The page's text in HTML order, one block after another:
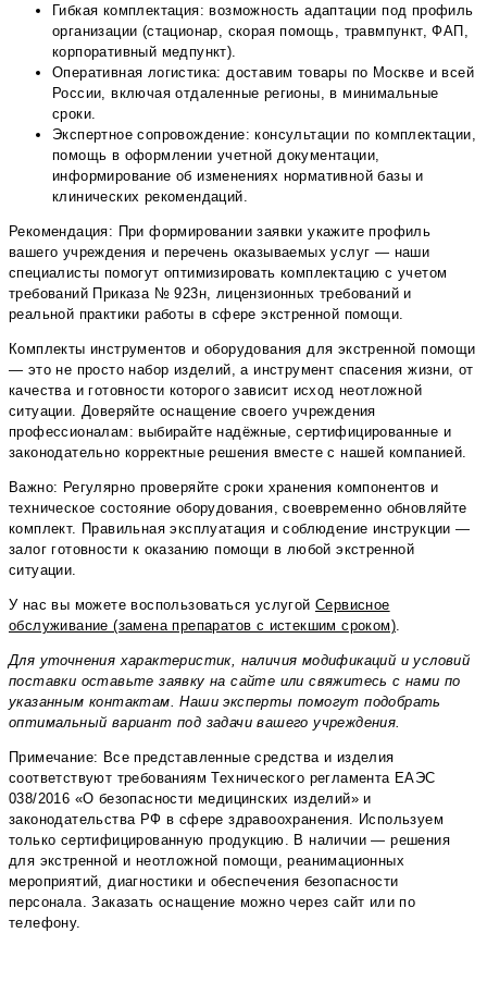
Гибкая комплектация: возможность адаптации под профиль
организации (стационар, скорая помощь, травмпункт, ФАП,
корпоративный медпункт).
Оперативная логистика: доставим товары по Москве и всей
России, включая отдаленные регионы, в минимальные
сроки.
Экспертное сопровождение: консультации по комплектации,
помощь в оформлении учетной документации,
информирование об изменениях нормативной базы и
клинических рекомендаций.
Рекомендация: При формировании заявки укажите профиль
вашего учреждения и перечень оказываемых услуг — наши
специалисты помогут оптимизировать комплектацию с учетом
требований Приказа № 923н, лицензионных требований и
реальной практики работы в сфере экстренной помощи.
Комплекты инструментов и оборудования для экстренной помощи
— это не просто набор изделий, а инструмент спасения жизни, от
качества и готовности которого зависит исход неотложной
ситуации. Доверяйте оснащение своего учреждения
профессионалам: выбирайте надёжные, сертифицированные и
законодательно корректные решения вместе с нашей компанией.
Важно: Регулярно проверяйте сроки хранения компонентов и
техническое состояние оборудования, своевременно обновляйте
комплект. Правильная эксплуатация и соблюдение инструкции —
залог готовности к оказанию помощи в любой экстренной
ситуации.
У нас вы можете воспользоваться услугой Сервисное
обслуживание (замена препаратов с истекшим сроком)
Для уточнения характеристик, наличия модификаций и условий
поставки оставьте заявку на сайте или свяжитесь с нами по
указанным контактам. Наши эксперты помогут подобрать
оптимальный вариант под задачи вашего учреждения.
Примечание: Все представленные средства и изделия
соответствуют требованиям Технического регламента ЕАЭС
038/2016 «О безопасности медицинских изделий» и
законодательства РФ в сфере здравоохранения. Используем
только сертифицированную продукцию. В наличии — решения
для экстренной и неотложной помощи, реанимационных
мероприятий, диагностики и обеспечения безопасности
персонала. Заказать оснащение можно через сайт или по
телефону.